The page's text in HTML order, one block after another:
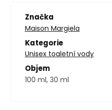
Značka
Maison Margiela
Kategorie
Unisex toaletní vody
Objem
100 ml, 30 ml